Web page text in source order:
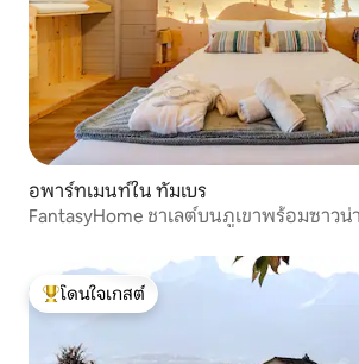
อพาร์ทเมนท์ใน ทัมเบร
FantasyHome ชาเลต์บนภูเขาพร้อมซาวน่
โดนใจเกสต์ที่สุด
โดนใจเกสต์